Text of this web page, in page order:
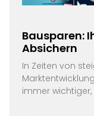
Bausparen:
Absichern
In Zeiten von
immer wichtiger,